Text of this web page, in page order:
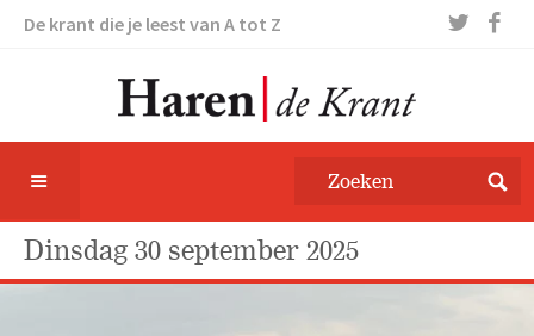
De krant die je leest van A tot Z
dinsdag 30 september 2025